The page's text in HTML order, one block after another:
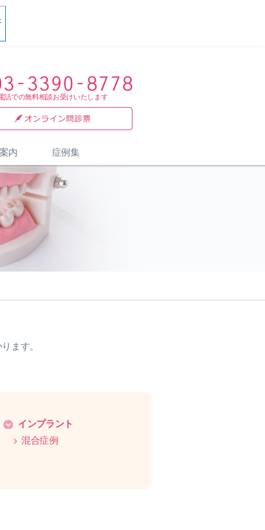
話での無料相談お受けいたします
内 症例集
ます。
インプラント
混合症例